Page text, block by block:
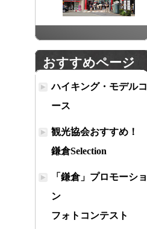
おすすめページ
ハイキング・モデルコ
ース
観光協会おすすめ！
鎌倉Selection
「鎌倉」プロモーショ
ン
フォトコンテスト